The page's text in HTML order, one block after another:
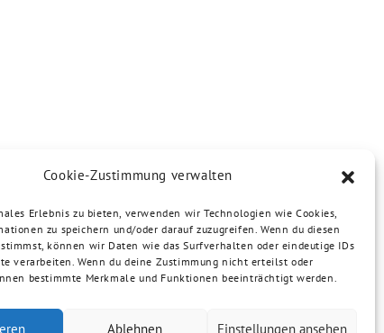
Cookie-Zustimmung verwalten
Erlebnis zu bieten, verwenden wir Technologien wie Cookies,
zu speichern und/oder darauf zuzugreifen. Wenn du diesen
können wir Daten wie das Surfverhalten oder eindeutige IDs
verarbeiten. Wenn du deine Zustimmung nicht erteilst oder
bestimmte Merkmale und Funktionen beeinträchtigt werden.
Ablehnen Einstellungen ansehen